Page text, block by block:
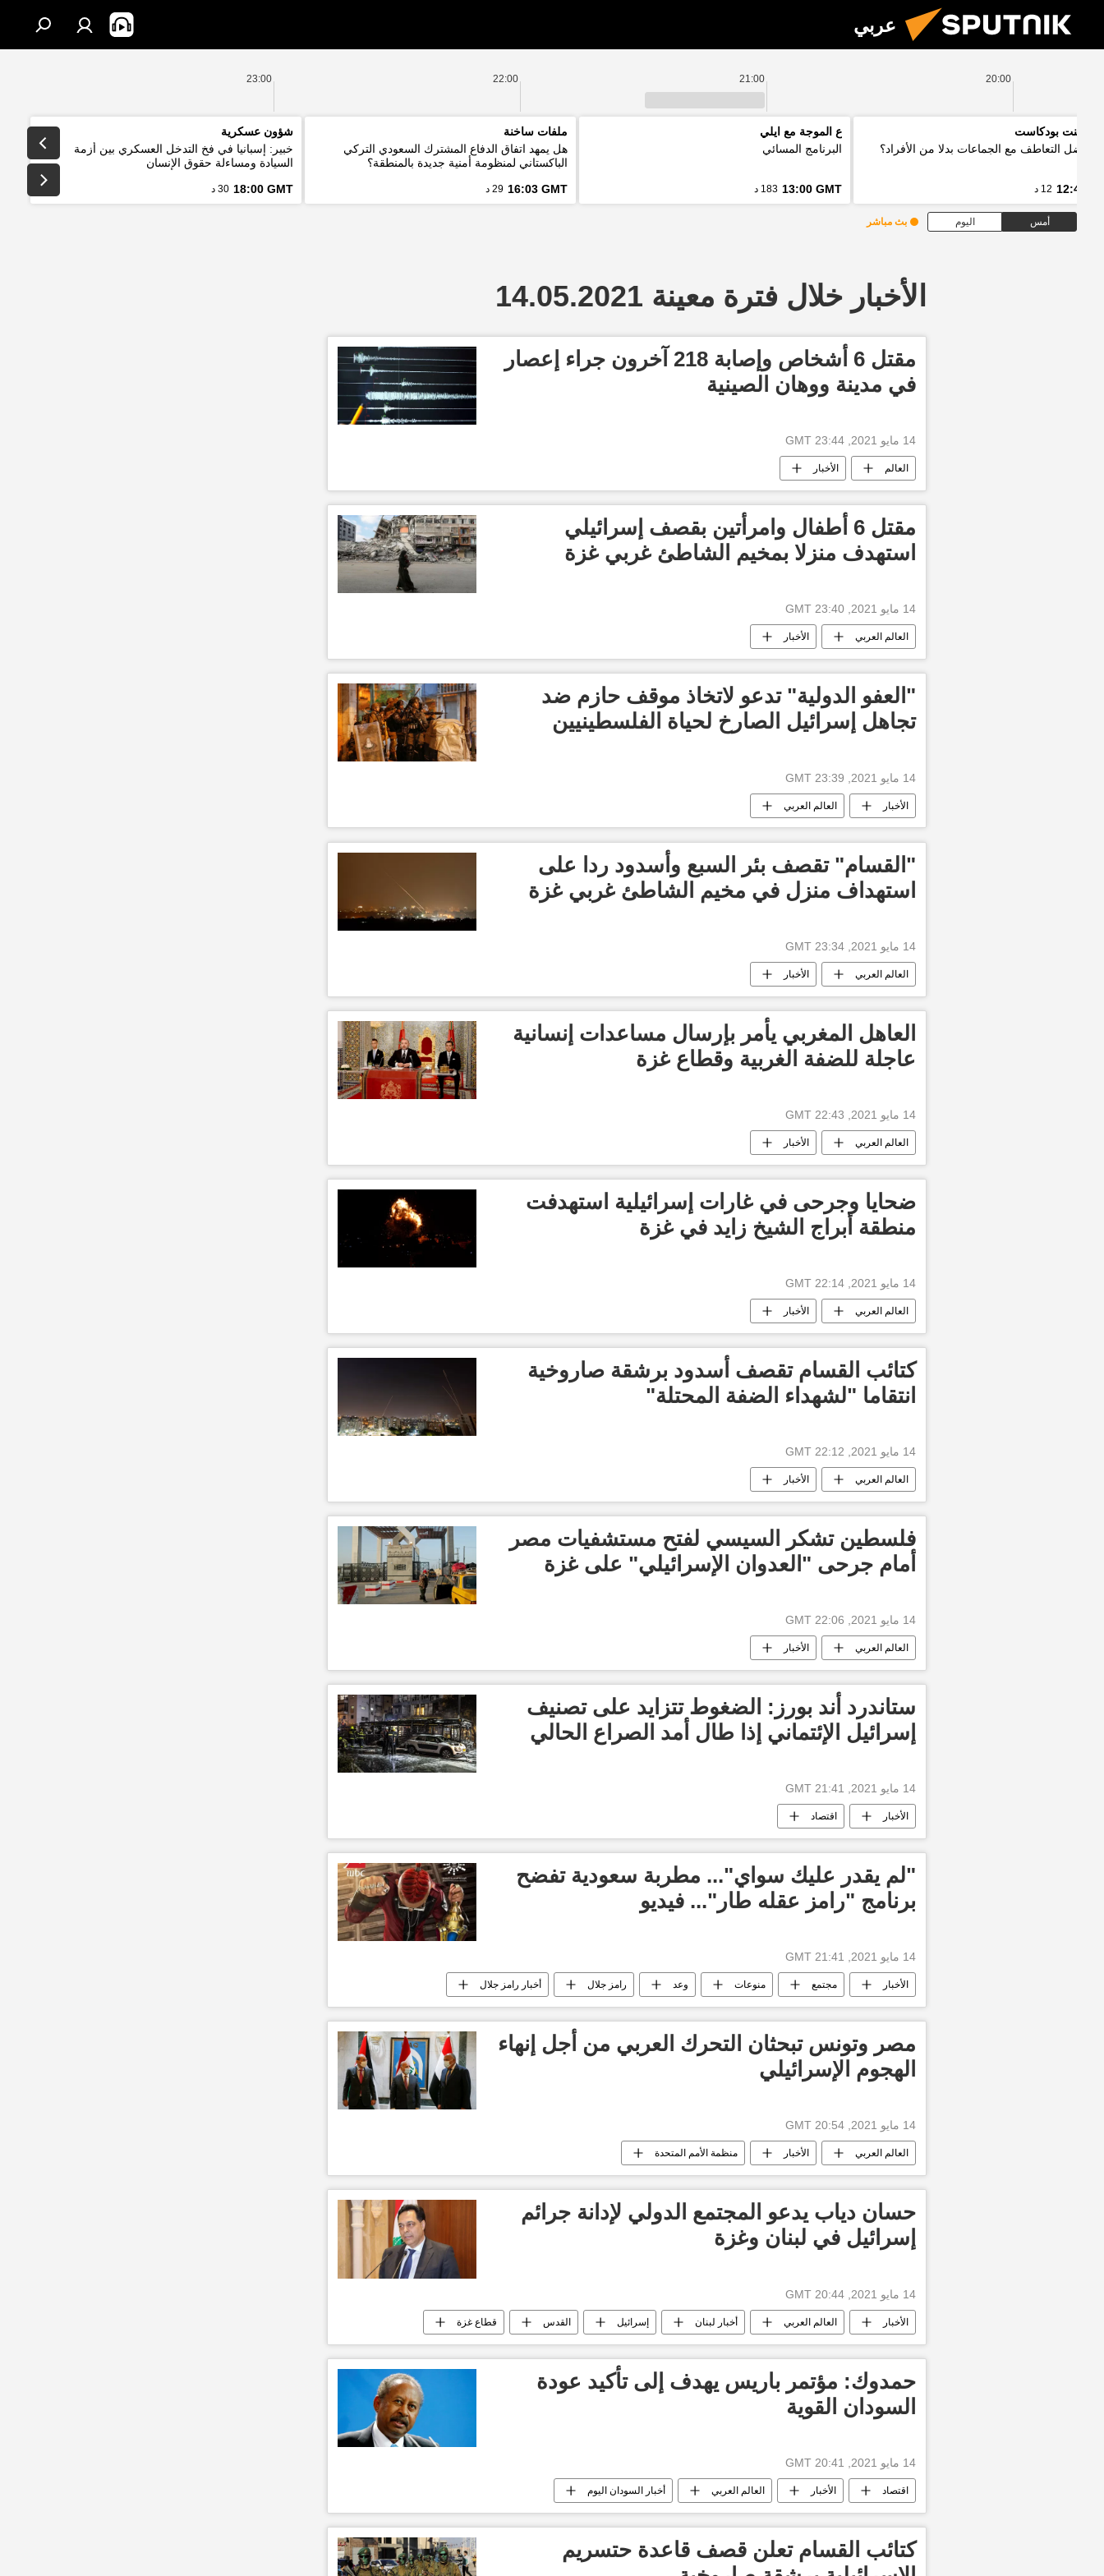
عربي
20:00
21:00
22:00
23:00
بوينت بودكاست
نفضل التعاطف مع الجماعات بدلا من الأفراد؟
12:48 12 د
ع الموجة مع ايلي
البرنامج المسائي
13:00 GMT 183 د
ملفات ساخنة
هل يمهد اتفاق الدفاع المشترك السعودي التركي
الباكستاني لمنظومة أمنية جديدة بالمنطقة؟
16:03 GMT 29 د
شؤون عسكرية
خبير: إسبانيا في فخ التدخل العسكري بين أزمة
السيادة ومساءلة حقوق الإنسان
18:00 GMT 30 د
أمس اليوم بث مباشر
الأخبار خلال فترة معينة 14.05.2021
مقتل 6 أشخاص وإصابة 218 آخرون جراء إعصار
في مدينة ووهان الصينية
14 مايو 2021, 23:44 GMT
العالم الأخبار
مقتل 6 أطفال وامرأتين بقصف إسرائيلي
استهدف منزلا بمخيم الشاطئ غربي غزة
14 مايو 2021, 23:40 GMT
العالم العربي الأخبار
"العفو الدولية" تدعو لاتخاذ موقف حازم ضد
تجاهل إسرائيل الصارخ لحياة الفلسطينيين
14 مايو 2021, 23:39 GMT
الأخبار العالم العربي
"القسام" تقصف بئر السبع وأسدود ردا على
استهداف منزل في مخيم الشاطئ غربي غزة
14 مايو 2021, 23:34 GMT
العالم العربي الأخبار
العاهل المغربي يأمر بإرسال مساعدات إنسانية
عاجلة للضفة الغربية وقطاع غزة
14 مايو 2021, 22:43 GMT
العالم العربي الأخبار
ضحايا وجرحى في غارات إسرائيلية استهدفت
منطقة أبراج الشيخ زايد في غزة
14 مايو 2021, 22:14 GMT
العالم العربي الأخبار
كتائب القسام تقصف أسدود برشقة صاروخية
انتقاما "لشهداء الضفة المحتلة"
14 مايو 2021, 22:12 GMT
العالم العربي الأخبار
فلسطين تشكر السيسي لفتح مستشفيات مصر
أمام جرحى "العدوان الإسرائيلي" على غزة
14 مايو 2021, 22:06 GMT
العالم العربي الأخبار
ستاندرد أند بورز: الضغوط تتزايد على تصنيف
إسرائيل الإئتماني إذا طال أمد الصراع الحالي
14 مايو 2021, 21:41 GMT
الأخبار اقتصاد
"لم يقدر عليك سواي"... مطربة سعودية تفضح
برنامج "رامز عقله طار"... فيديو
14 مايو 2021, 21:41 GMT
الأخبار مجتمع منوعات وعد رامز جلال أخبار رامز جلال
برنامج رامز جلال مشاهير رمضان
مصر وتونس تبحثان التحرك العربي من أجل إنهاء
الهجوم الإسرائيلي
14 مايو 2021, 20:54 GMT
العالم العربي الأخبار منظمة الأمم المتحدة
حسان دياب يدعو المجتمع الدولي لإدانة جرائم
إسرائيل في لبنان وغزة
14 مايو 2021, 20:44 GMT
الأخبار العالم العربي أخبار لبنان إسرائيل القدس قطاع غزة
حمدوك: مؤتمر باريس يهدف إلى تأكيد عودة
السودان القوية
14 مايو 2021, 20:41 GMT
اقتصاد الأخبار العالم العربي أخبار السودان اليوم
كتائب القسام تعلن قصف قاعدة حتسريم